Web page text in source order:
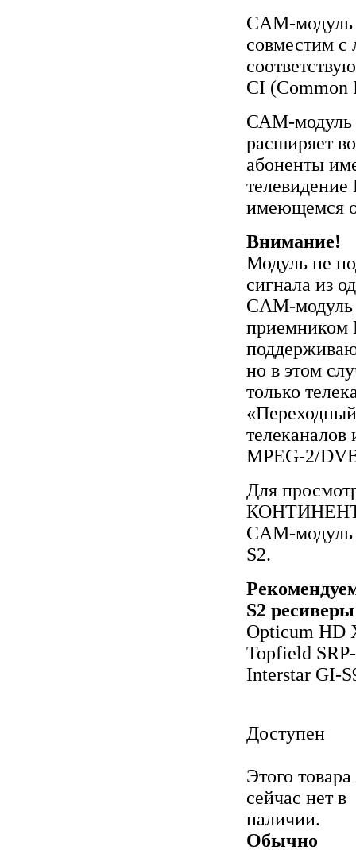
CAM-
совместим
CI (Common
САМ-
расширяет
абоненты
имеющемся
Внимание!
Модуль не
сигнала из
CAM-модуль
приемником
но в этом
только
MPEG-2/
Для
КОНТИНЕНТ
CAM-
S2.
S2
Opticum HD
Topfield
Interstar GI-
Доступен
Этого товара
сейчас нет в
наличии.
Обычно